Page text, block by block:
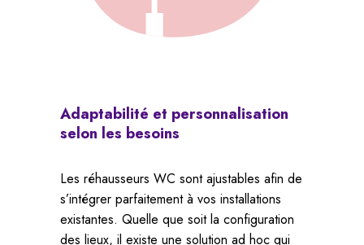
Adaptabilité et personnalisation
selon les besoins
Les réhausseurs WC sont ajustables afin de
s’intégrer parfaitement à vos installations
existantes. Quelle que soit la configuration
des lieux, il existe une solution ad hoc qui